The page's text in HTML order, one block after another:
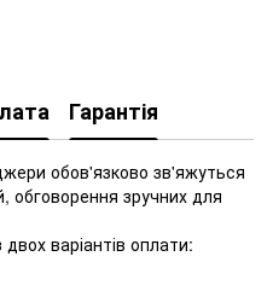
Гарантія
обов'язково зв'яжуться
обговорення зручних для
варіантів оплати: